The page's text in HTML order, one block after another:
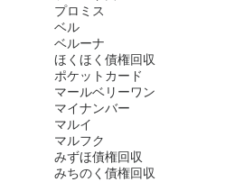
プロミス
ベル
ベルーナ
ほくほく債権回収
ポケットカード
マールベリーワン
マイナンバー
マルイ
マルフク
みずほ債権回収
みちのく債権回収